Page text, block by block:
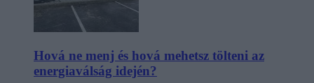
Hová ne menj és hová mehetsz tölteni az
energiaválság idején?